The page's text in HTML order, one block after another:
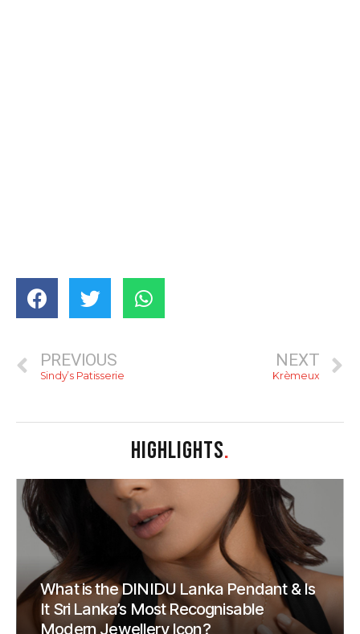
PREVIOUS
Sindy’s Patisserie
NEXT
Krèmeux
HIGHLIGHTS.
What is the DINIDU Lanka Pendant & Is
It Sri Lanka’s Most Recognisable
Modern Jewellery Icon?